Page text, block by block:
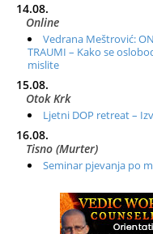
14.08.
Online
Vedrana Meštrović:
TRAUMI – Kako se
mislite
15.08.
Otok Krk
Ljetni DOP retreat –
16.08.
Tisno (Murter)
Seminar pjevanja po
Radionica: Pomagači